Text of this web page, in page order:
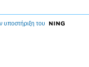
υποστήριξη του